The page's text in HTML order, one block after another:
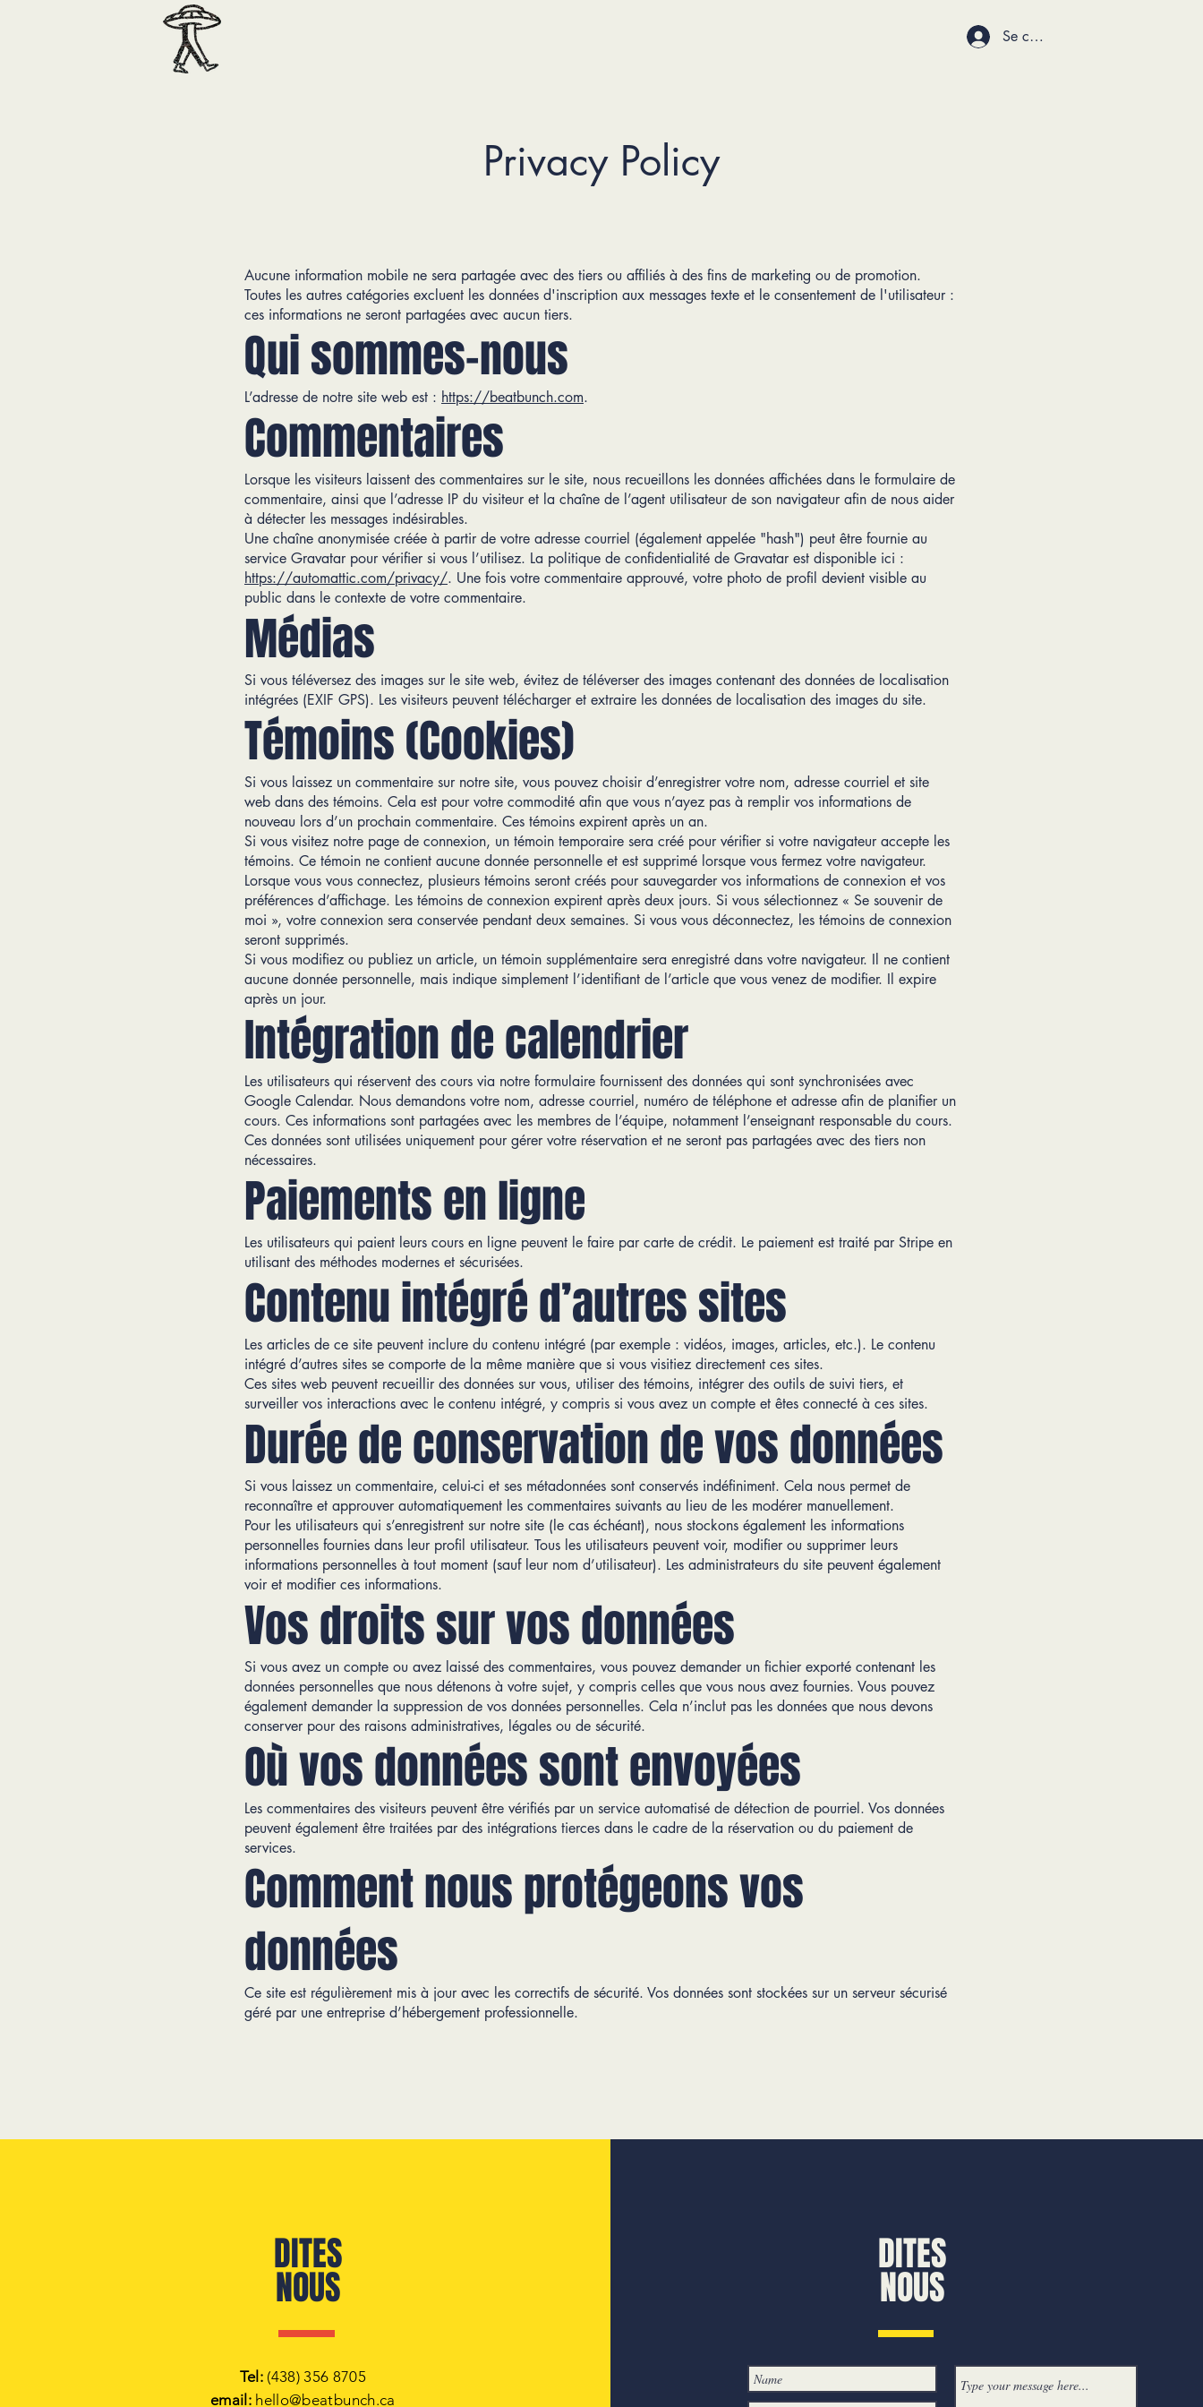
Se connecter
Privacy Policy
Aucune information mobile ne sera partagée avec des tiers ou affiliés à des fins de marketing ou de promotion.
Toutes les autres catégories excluent les données d'inscription aux messages texte et le consentement de l'utilisateur :
ces informations ne seront partagées avec aucun tiers.
Qui sommes-nous
L’adresse de notre site web est : https://beatbunch.com.
Commentaires
Lorsque les visiteurs laissent des commentaires sur le site, nous recueillons les données affichées dans le formulaire de
commentaire, ainsi que l’adresse IP du visiteur et la chaîne de l’agent utilisateur de son navigateur afin de nous aider
à détecter les messages indésirables.
Une chaîne anonymisée créée à partir de votre adresse courriel (également appelée "hash") peut être fournie au
service Gravatar pour vérifier si vous l’utilisez. La politique de confidentialité de Gravatar est disponible ici :
https://automattic.com/privacy/. Une fois votre commentaire approuvé, votre photo de profil devient visible au
public dans le contexte de votre commentaire.
Médias
Si vous téléversez des images sur le site web, évitez de téléverser des images contenant des données de localisation
intégrées (EXIF GPS). Les visiteurs peuvent télécharger et extraire les données de localisation des images du site.
Témoins (Cookies)
Si vous laissez un commentaire sur notre site, vous pouvez choisir d’enregistrer votre nom, adresse courriel et site
web dans des témoins. Cela est pour votre commodité afin que vous n’ayez pas à remplir vos informations de
nouveau lors d’un prochain commentaire. Ces témoins expirent après un an.
Si vous visitez notre page de connexion, un témoin temporaire sera créé pour vérifier si votre navigateur accepte les
témoins. Ce témoin ne contient aucune donnée personnelle et est supprimé lorsque vous fermez votre navigateur.
Lorsque vous vous connectez, plusieurs témoins seront créés pour sauvegarder vos informations de connexion et vos
préférences d’affichage. Les témoins de connexion expirent après deux jours. Si vous sélectionnez « Se souvenir de
moi », votre connexion sera conservée pendant deux semaines. Si vous vous déconnectez, les témoins de connexion
seront supprimés.
Si vous modifiez ou publiez un article, un témoin supplémentaire sera enregistré dans votre navigateur. Il ne contient
aucune donnée personnelle, mais indique simplement l’identifiant de l’article que vous venez de modifier. Il expire
après un jour.
Intégration de calendrier
Les utilisateurs qui réservent des cours via notre formulaire fournissent des données qui sont synchronisées avec
Google Calendar. Nous demandons votre nom, adresse courriel, numéro de téléphone et adresse afin de planifier un
cours. Ces informations sont partagées avec les membres de l’équipe, notamment l’enseignant responsable du cours.
Ces données sont utilisées uniquement pour gérer votre réservation et ne seront pas partagées avec des tiers non
nécessaires.
Paiements en ligne
Les utilisateurs qui paient leurs cours en ligne peuvent le faire par carte de crédit. Le paiement est traité par Stripe en
utilisant des méthodes modernes et sécurisées.
Contenu intégré d’autres sites
Les articles de ce site peuvent inclure du contenu intégré (par exemple : vidéos, images, articles, etc.). Le contenu
intégré d’autres sites se comporte de la même manière que si vous visitiez directement ces sites.
Ces sites web peuvent recueillir des données sur vous, utiliser des témoins, intégrer des outils de suivi tiers, et
surveiller vos interactions avec le contenu intégré, y compris si vous avez un compte et êtes connecté à ces sites.
Durée de conservation de vos données
Si vous laissez un commentaire, celui-ci et ses métadonnées sont conservés indéfiniment. Cela nous permet de
reconnaître et approuver automatiquement les commentaires suivants au lieu de les modérer manuellement.
Pour les utilisateurs qui s’enregistrent sur notre site (le cas échéant), nous stockons également les informations
personnelles fournies dans leur profil utilisateur. Tous les utilisateurs peuvent voir, modifier ou supprimer leurs
informations personnelles à tout moment (sauf leur nom d’utilisateur). Les administrateurs du site peuvent également
voir et modifier ces informations.
Vos droits sur vos données
Si vous avez un compte ou avez laissé des commentaires, vous pouvez demander un fichier exporté contenant les
données personnelles que nous détenons à votre sujet, y compris celles que vous nous avez fournies. Vous pouvez
également demander la suppression de vos données personnelles. Cela n’inclut pas les données que nous devons
conserver pour des raisons administratives, légales ou de sécurité.
Où vos données sont envoyées
Les commentaires des visiteurs peuvent être vérifiés par un service automatisé de détection de pourriel. Vos données
peuvent également être traitées par des intégrations tierces dans le cadre de la réservation ou du paiement de
services.
Comment nous protégeons vos
données
Ce site est régulièrement mis à jour avec les correctifs de sécurité. Vos données sont stockées sur un serveur sécurisé
géré par une entreprise d’hébergement professionnelle.
DITES
NOUS
Tel:(438) 356 8705
email: hello@beatbunch.ca
DITES
NOUS